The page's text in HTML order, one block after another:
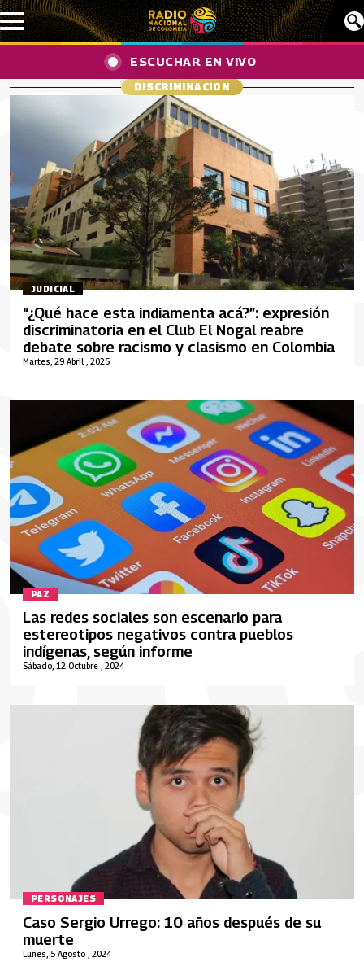
Pasar al contenido principal
ESCUCHAR EN VIVO
DISCRIMINACION
JUDICIAL
Martes, 29 Abril , 2025
“¿Qué hace esta indiamenta acá?”: expresión
discriminatoria en el Club El Nogal reabre
debate sobre racismo y clasismo en Colombia
PAZ
Sábado, 12 Octubre , 2024
Las redes sociales son escenario para
estereotipos negativos contra pueblos
indígenas, según informe
PERSONAJES
Lunes, 5 Agosto , 2024
Caso Sergio Urrego: 10 años después de su
muerte